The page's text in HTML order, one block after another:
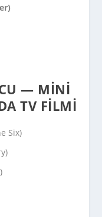
)
— MINI
TV FILMI
Six)
)
)